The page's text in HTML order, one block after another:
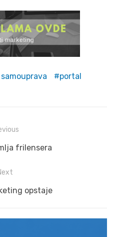
portal
frilensera
opstaje